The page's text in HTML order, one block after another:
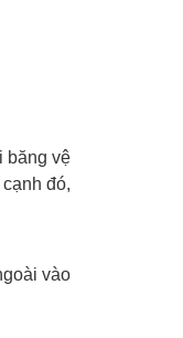
băng vệ
đó,
vào